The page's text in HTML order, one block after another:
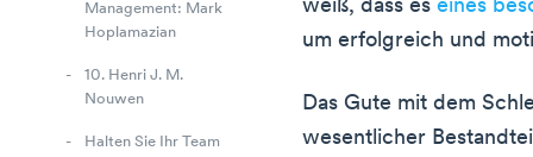
Management: Mark
Hoplamazian
10. Henri J. M.
Nouwen
Halten Sie Ihr Team
weiß, dass eseines
um erfolgreich und
Das Gute mit dem
wesentlicher